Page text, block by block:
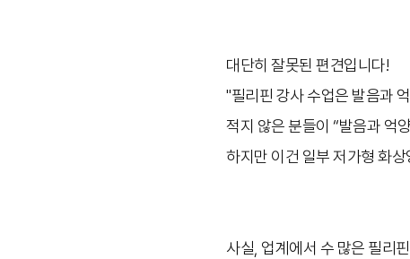
대단히 잘못된 편견입니다!
"필리핀 강사 수업은 발음과
적지 않은 분들이 “발음과 억
하지만 이건 일부 저가형 화
사실, 업계에서 수 많은 필리